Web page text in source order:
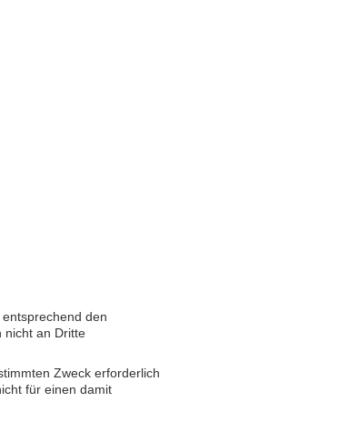
den
nicht an Dritte
Zweck erforderlich
für einen damit